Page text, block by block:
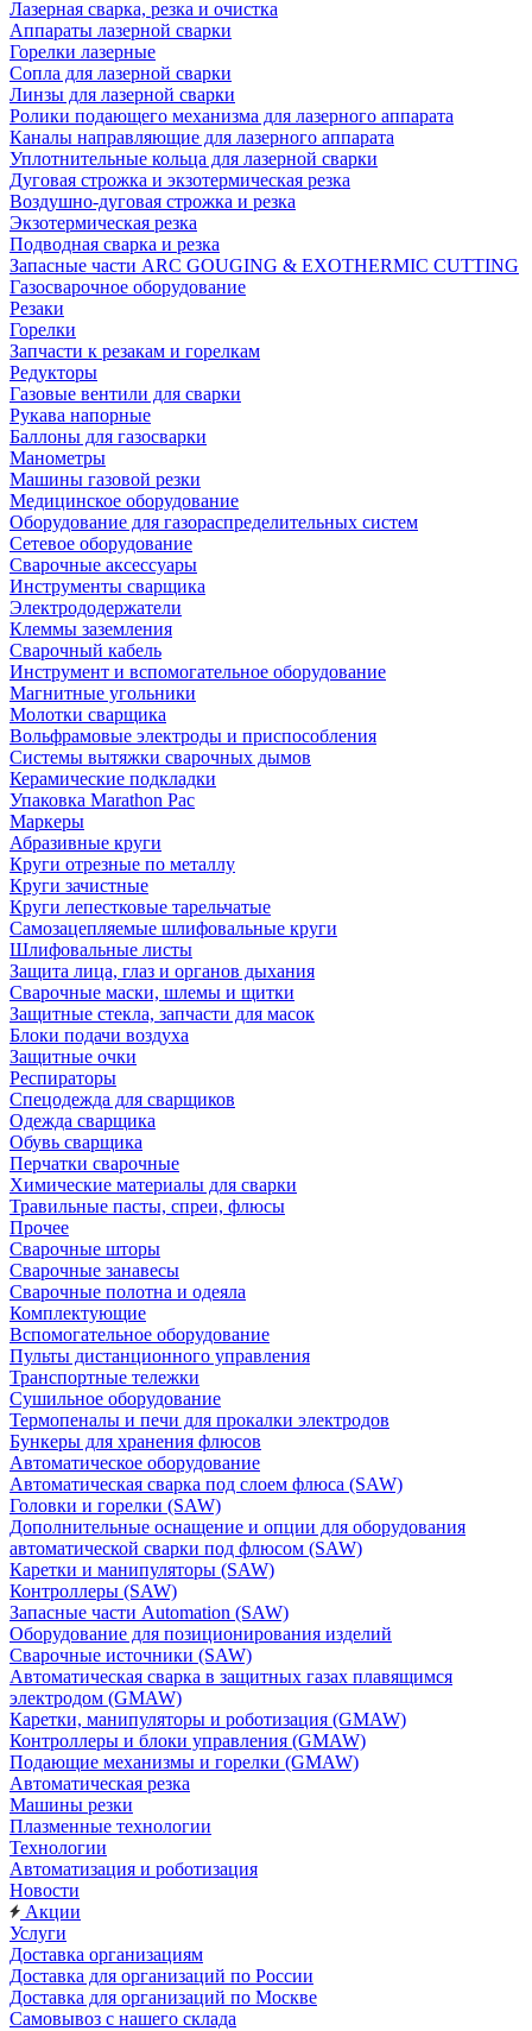
Лазерная сварка, резка и очистка
Аппараты лазерной сварки
Горелки лазерные
Сопла для лазерной сварки
Линзы для лазерной сварки
Ролики подающего механизма для лазерного аппарата
Каналы направляющие для лазерного аппарата
Уплотнительные кольца для лазерной сварки
Дуговая строжка и экзотермическая резка
Воздушно-дуговая строжка и резка
Экзотермическая резка
Подводная сварка и резка
Запасные части ARC GOUGING & EXOTHERMIC CUTTING
Газосварочное оборудование
Резаки
Горелки
Запчасти к резакам и горелкам
Редукторы
Газовые вентили для сварки
Рукава напорные
Баллоны для газосварки
Манометры
Машины газовой резки
Медицинское оборудование
Оборудование для газораспределительных систем
Сетевое оборудование
Сварочные аксессуары
Инструменты сварщика
Электрододержатели
Клеммы заземления
Сварочный кабель
Инструмент и вспомогательное оборудование
Магнитные угольники
Молотки сварщика
Вольфрамовые электроды и приспособления
Системы вытяжки сварочных дымов
Керамические подкладки
Упаковка Marathon Pac
Маркеры
Абразивные круги
Круги отрезные по металлу
Круги зачистные
Круги лепестковые тарельчатые
Самозацепляемые шлифовальные круги
Шлифовальные листы
Защита лица, глаз и органов дыхания
Сварочные маски, шлемы и щитки
Защитные стекла, запчасти для масок
Блоки подачи воздуха
Защитные очки
Респираторы
Спецодежда для сварщиков
Одежда сварщика
Обувь сварщика
Перчатки сварочные
Химические материалы для сварки
Травильные пасты, спреи, флюсы
Прочее
Сварочные шторы
Сварочные занавесы
Сварочные полотна и одеяла
Комплектующие
Вспомогательное оборудование
Пульты дистанционного управления
Транспортные тележки
Сушильное оборудование
Термопеналы и печи для прокалки электродов
Бункеры для хранения флюсов
Автоматическое оборудование
Автоматическая сварка под слоем флюса (SAW)
Головки и горелки (SAW)
Дополнительные оснащение и опции для оборудования
автоматической сварки под флюсом (SAW)
Каретки и манипуляторы (SAW)
Контроллеры (SAW)
Запасные части Automation (SAW)
Оборудование для позиционирования изделий
Сварочные источники (SAW)
Автоматическая сварка в защитных газах плавящимся
электродом (GMAW)
Каретки, манипуляторы и роботизация (GMAW)
Контроллеры и блоки управления (GMAW)
Подающие механизмы и горелки (GMAW)
Автоматическая резка
Машины резки
Плазменные технологии
Технологии
Автоматизация и роботизация
Новости
Акции
Услуги
Доставка организациям
Доставка для организаций по России
Доставка для организаций по Москве
Самовывоз с нашего склада